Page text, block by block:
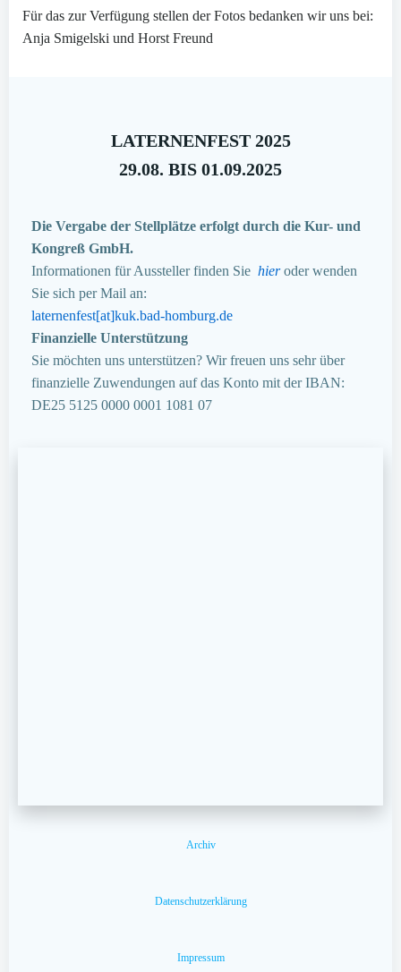
Für das zur Verfügung stellen der Fotos bedanken wir uns bei:
Anja Smigelski und Horst Freund
LATERNENFEST 2025
29.08. BIS 01.09.2025
Die Vergabe der Stellplätze erfolgt durch die Kur- und
Kongreß GmbH.
Informationen für Aussteller finden Sie hieroder wenden
Sie sich per Mail an:
laternenfest[at]kuk.bad-homburg.de
Finanzielle Unterstützung
Sie möchten uns unterstützen? Wir freuen uns sehr über
finanzielle Zuwendungen auf das Konto mit der IBAN:
DE25 5125 0000 0001 1081 07
Archiv
Datenschutzerklärung
Impressum